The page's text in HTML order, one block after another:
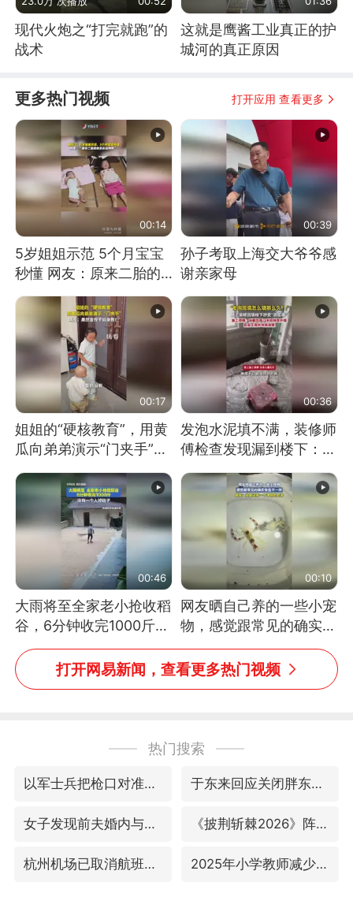
现代火炮之“打完就跑”的
战术
这就是鹰酱工业真正的护
城河的真正原因
更多热门视频 打开应用 查看更多
00:14
5岁姐姐示范 5个月宝宝
秒懂 网友：原来二胎的
快乐长这样
00:39
孙子考取上海交大爷爷感
谢亲家母
00:17
姐姐的“硬核教育”，用黄
瓜向弟弟演示“门夹手”，
网友：果然言传不如身
教！
00:36
发泡水泥填不满，装修师
傅检查发现漏到楼下：出
风口未延伸到外墙
00:46
大雨将至全家老小抢收稻
谷，6分钟收完1000斤，
没有一个人掉链子
00:10
网友晒自己养的一些小宠
物，感觉跟常见的确实有
些不一样
打开网易新闻，查看更多热门视频
热门搜索
以军士兵把枪口对准中国记者 于东来回应关闭胖东来生活广场店
女子发现前夫婚内与第三者育子 《披荆斩棘2026》阵容官宣
杭州机场已取消航班388架次 2025年小学教师减少13.19万